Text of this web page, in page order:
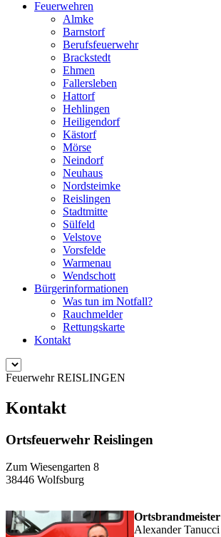
Feuerwehren
Almke
Barnstorf
Berufsfeuerwehr
Brackstedt
Ehmen
Fallersleben
Hattorf
Hehlingen
Heiligendorf
Kästorf
Mörse
Neindorf
Neuhaus
Nordsteimke
Reislingen
Stadtmitte
Sülfeld
Velstove
Vorsfelde
Warmenau
Wendschott
Bürgerinformationen
Was tun im Notfall?
Rauchmelder
Rettungskarte
Kontakt
Feuerwehr REISLINGEN
Kontakt
Ortsfeuerwehr Reislingen
Zum Wiesengarten 8
38446 Wolfsburg
Ortsbrandmeister
Alexander Tanucci